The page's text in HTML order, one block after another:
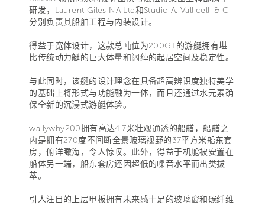
研发，Laurent Giles NA Ltd和Studio A. Vallicelli & C
分别负责其船舶工程与内装设计。
得益于宽体设计，这款总吨位为200GT的游艇拥有堪
比传统动力艇的巨大体量和阔绰的起居空间及稳定性。
与此同时，该艇的设计理念在具备超高辨识度独特美学
的基础上将形式与功能融为一体，而且还通过水元素确
保全新的沉浸式游艇体验。
wallywhy200拥有高达4.7米壮观通透的船艏，船艏之
内是拥有270度不间断全景玻璃视野的37平方米船东套
房，俯洋瞰海，令人惊叹。此外，得益于机舱被安置在
船体另一端，船东套房还因超低的噪音水平而出类拔
萃。
引人注目的上层甲板拥有未来感十足的玻璃窗和碳纤维